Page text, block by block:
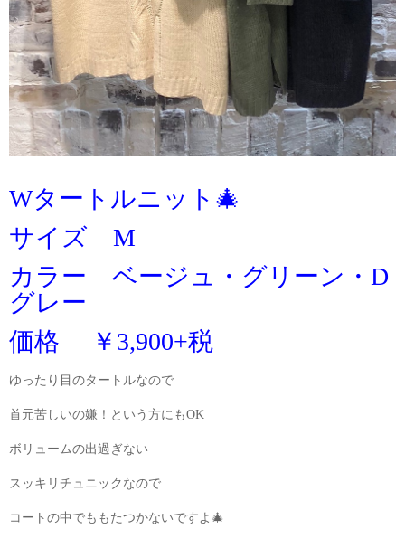
Wタートルニット🎄
サイズ M
カラー ベージュ・グリーン・D
グレー
価格 ￥3,900+税
ゆったり目のタートルなので
首元苦しいの嫌！という方にもOK
ボリュームの出過ぎない
スッキリチュニックなので
コートの中でももたつかないですよ🎄